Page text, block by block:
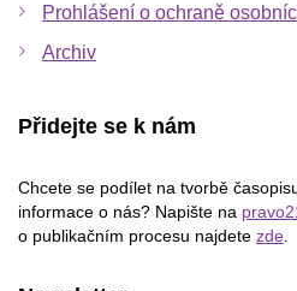
Prohlášení o ochraně
Archiv
Přidejte se k nám
Chcete se podílet na tvorbě
informace o nás? Napište na
o publikačním procesu najdete zde